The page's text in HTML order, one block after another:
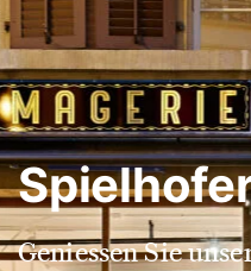
Geniessen Sie